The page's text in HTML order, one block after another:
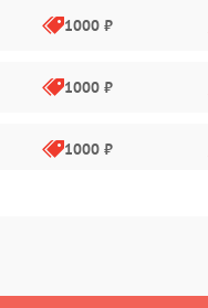
1000 ₽
1000 ₽
1000 ₽